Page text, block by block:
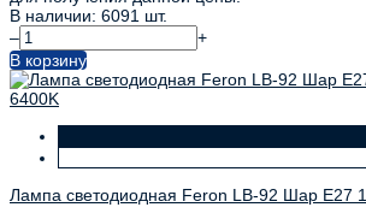
В наличии: 6091 шт.
–
+
В корзину
Лампа светодиодная Feron LB-92 Шар E27